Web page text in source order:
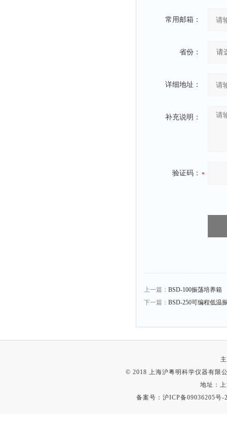
常用邮箱：
省份：
详细地址：
补充说明：
验证码：
上一篇： BSD-100振荡培养箱
下一篇： BSD-250可编程低温
© 2018 上海沪粤明科学仪器有限
地址：
备案号：沪ICP备09036205号-